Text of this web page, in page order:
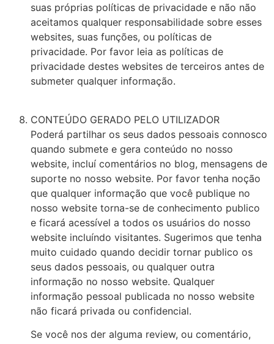
suas próprias políticas de privacidade e não não
aceitamos qualquer responsabilidade sobre esses
websites, suas funções, ou políticas de
privacidade. Por favor leia as políticas de
privacidade destes websites de terceiros antes de
submeter qualquer informação.
CONTEÚDO GERADO PELO UTILIZADOR
Poderá partilhar os seus dados pessoais connosco
quando submete e gera conteúdo no nosso
website, incluí comentários no blog, mensagens de
suporte no nosso website. Por favor tenha noção
que qualquer informação que você publique no
nosso website torna-se de conhecimento publico
e ficará acessível a todos os usuários do nosso
website incluíndo visitantes. Sugerimos que tenha
muito cuidado quando decidir tornar publico os
seus dados pessoais, ou qualquer outra
informação no nosso website. Qualquer
informação pessoal publicada no nosso website
não ficará privada ou confidencial.
Se você nos der alguma review, ou comentário,